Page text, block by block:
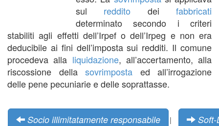
sul reddito deifabbricati
determinato secondo i criteri
stabiliti agli effetti dell’Irpef o dell’Irpeg e non era
deducibile ai fini dell’imposta sui redditi. Il comune
procedeva alla liquidazione, all’accertamento, alla
riscossione della sovrimposta ed all’irrogazione
delle pene pecuniarie e delle soprattasse.
Socio illimitatamente responsabile | Soft-